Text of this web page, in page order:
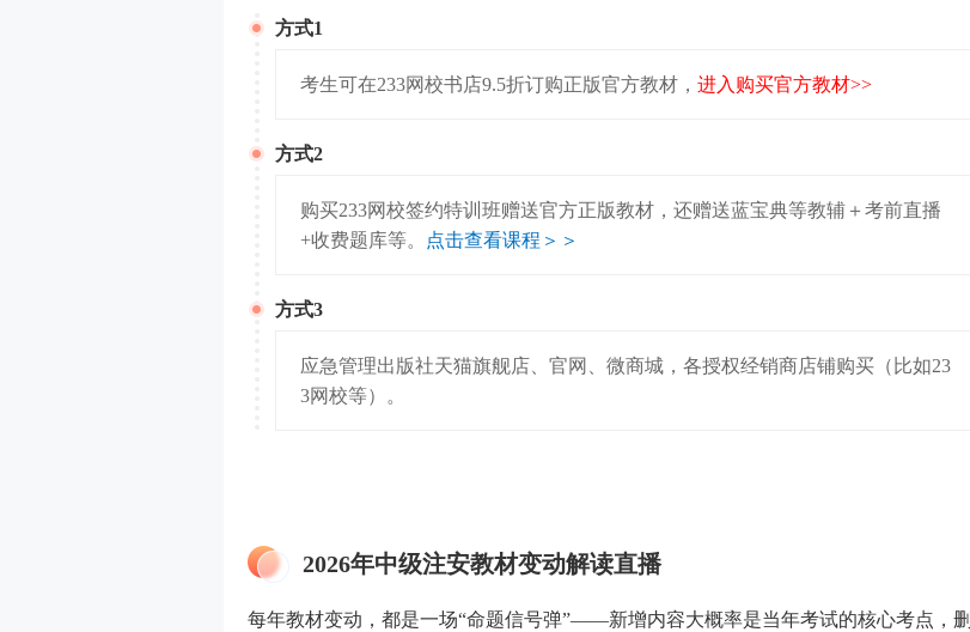
方式1
考生可在233网校书店9.5折订购正版官方教材， 进入购买官方教材>>
方式2
购买233网校签约特训班赠送官方正版教材，还赠送蓝宝典等教辅＋考前直播
+收费题库等。
点击查看课程＞＞
方式3
应急管理出版社天猫旗舰店、官网、微商城，各授权经销商店铺购买（比如23
3网校等）。
2026年中级注安教材变动解读直播
每年教材变动，都是一场“命题信号弹”——新增内容大概率是当年考试的核心考点，删